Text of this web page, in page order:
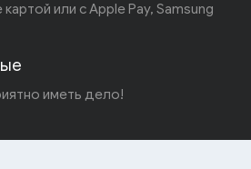
или с Apple Pay, Samsung
иметь дело!